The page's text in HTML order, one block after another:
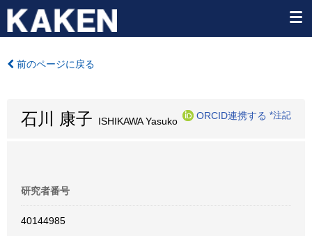
前のページに戻る
石川 康子 ISHIKAWA Yasuko
ORCID連携する *注記
研究者番号
40144985